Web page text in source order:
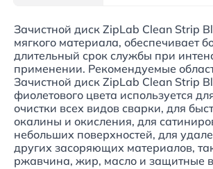
Зачистной диск ZipLab Clean Strip
мягкого материала, обеспечивает
длительный срок службы при
применении. Рекомендуемые
Зачистной диск ZipLab Clean Strip
фиолетового цвета используется
очистки всех видов сварки, для
окалины и окисления, для
небольших поверхностей, для
других засоряющих материалов,
ржавчина, жир, масло и защитные